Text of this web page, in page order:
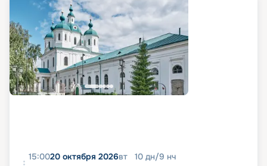
15:0020 октября 2026вт 10 дн/9 нч